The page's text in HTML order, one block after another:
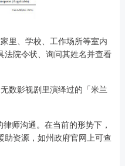
里、学校、工作场所等室内
法院令状、询问其姓名并查看
数影视剧里演绎过的「米兰
师沟通。在当前的形势下，
资源，如州政府官网上可查